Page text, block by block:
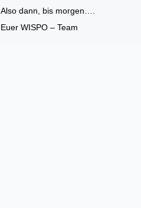
Also dann, bis morgen….
Euer WISPO – Team